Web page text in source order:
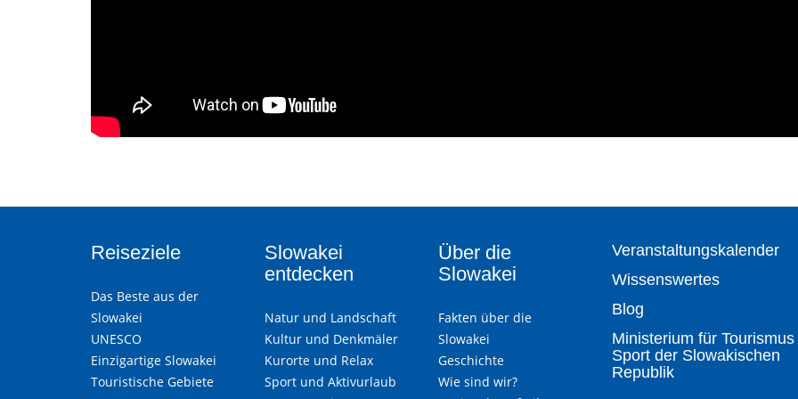
Reiseziele
Das Beste aus der
Slowakei
UNESCO
Einzigartige Slowakei
Touristische Gebiete
Slowakei
entdecken
Natur und Landschaft
Kultur und Denkmäler
Kurorte und Relax
Sport und Aktivurlaub
Über die
Slowakei
Fakten über die
Slowakei
Geschichte
Wie sind wir?
Veranstaltungskalender
Wissenswertes
Blog
Ministerium für
Sport der Slowakischen
Republik